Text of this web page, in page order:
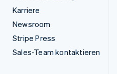
Karriere
Newsroom
Stripe Press
Sales-Team kontaktieren